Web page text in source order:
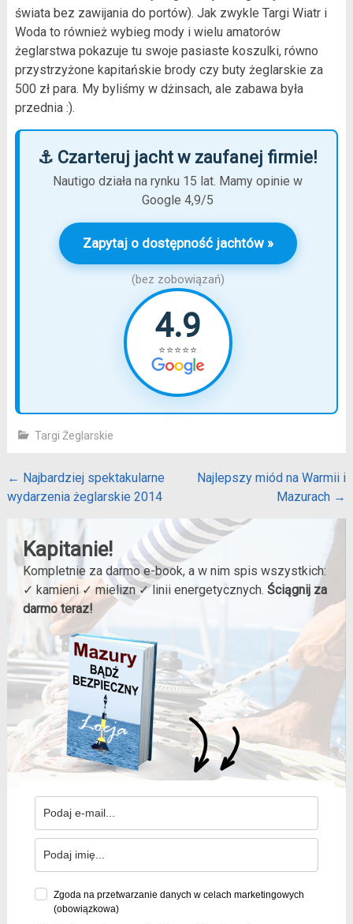
świata bez zawijania do portów). Jak zwykle Targi Wiatr i
Woda to również wybieg mody i wielu amatorów
żeglarstwa pokazuje tu swoje pasiaste koszulki, równo
przystrzyżone kapitańskie brody czy buty żeglarskie za
500 zł para. My byliśmy w dżinsach, ale zabawa była
przednia :).
⚓ Czarteruj jacht w zaufanej firmie!
Nautigo działa na rynku 15 lat. Mamy opinie w
Google 4,9/5
Zapytaj o dostępność jachtów »
(bez zobowiązań)
4.9
⭐⭐⭐⭐⭐
Targi Żeglarskie
Post
navigation
← Najbardziej spektakularne
wydarzenia żeglarskie 2014
Najlepszy miód na Warmii i
Mazurach →
Kapitanie!
Kompletnie za darmo e-book, a w nim spis wszystkich:
✓ kamieni ✓ mielizn ✓ linii energetycznych.Ściągnij za
darmo teraz!
Zgoda na przetwarzanie danych w celach marketingowych
(obowiązkowa)